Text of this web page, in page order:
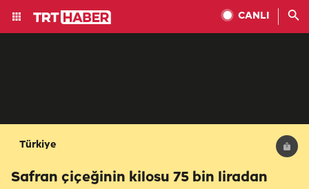
CANLI
Türkiye
Safran çiçeğinin kilosu 75 bin liradan